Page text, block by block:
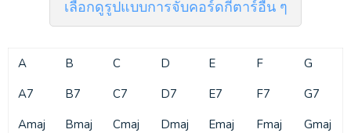
เลือกดูรูปแบบการจับคอร์ดกีตาร์อื่น ๆ
A B C D E F
G
A7
B7 C7 D7 E7 F7
G7
Amaj
Bmaj
Cmaj
Dmaj
Emaj
Fmaj
Gmaj